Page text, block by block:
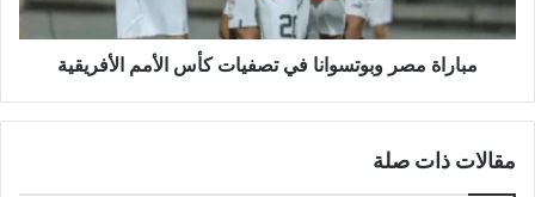
الأفريقية
مباراة مصر وبوتسوانا في تصفيات كأس الأمم الأفريقية
مقالات ذات صلة